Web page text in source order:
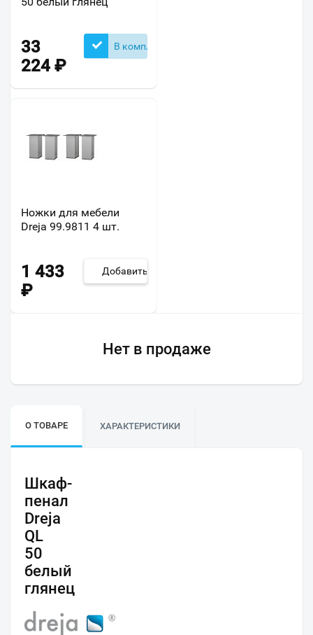
33
224 ₽
В комплекте
Ножки для мебели
Dreja 99.9811 4 шт.
1 433
₽
Добавить
Нет в продаже
О ТОВАРЕ ХАРАКТЕРИСТИКИ
Шкаф-
пенал
Dreja
QL
50
белый
глянец